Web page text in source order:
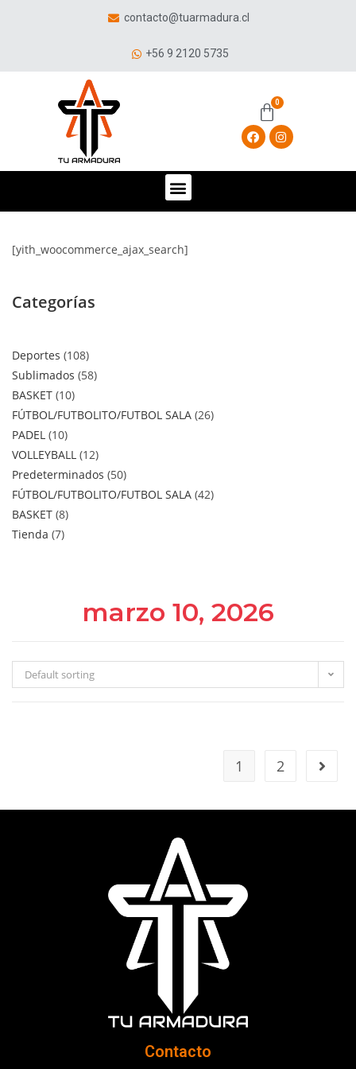
contacto@tuarmadura.cl
+56 9 2120 5735
[yith_woocommerce_ajax_search]
Categorías
Deportes 108
Sublimados 58
BASKET 10
FÚTBOL/FUTBOLITO/FUTBOL SALA 26
PADEL 10
VOLLEYBALL 12
Predeterminados 50
FÚTBOL/FUTBOLITO/FUTBOL SALA 42
BASKET 8
Tienda 7
marzo 10, 2026
Default sorting
1 2
Contacto